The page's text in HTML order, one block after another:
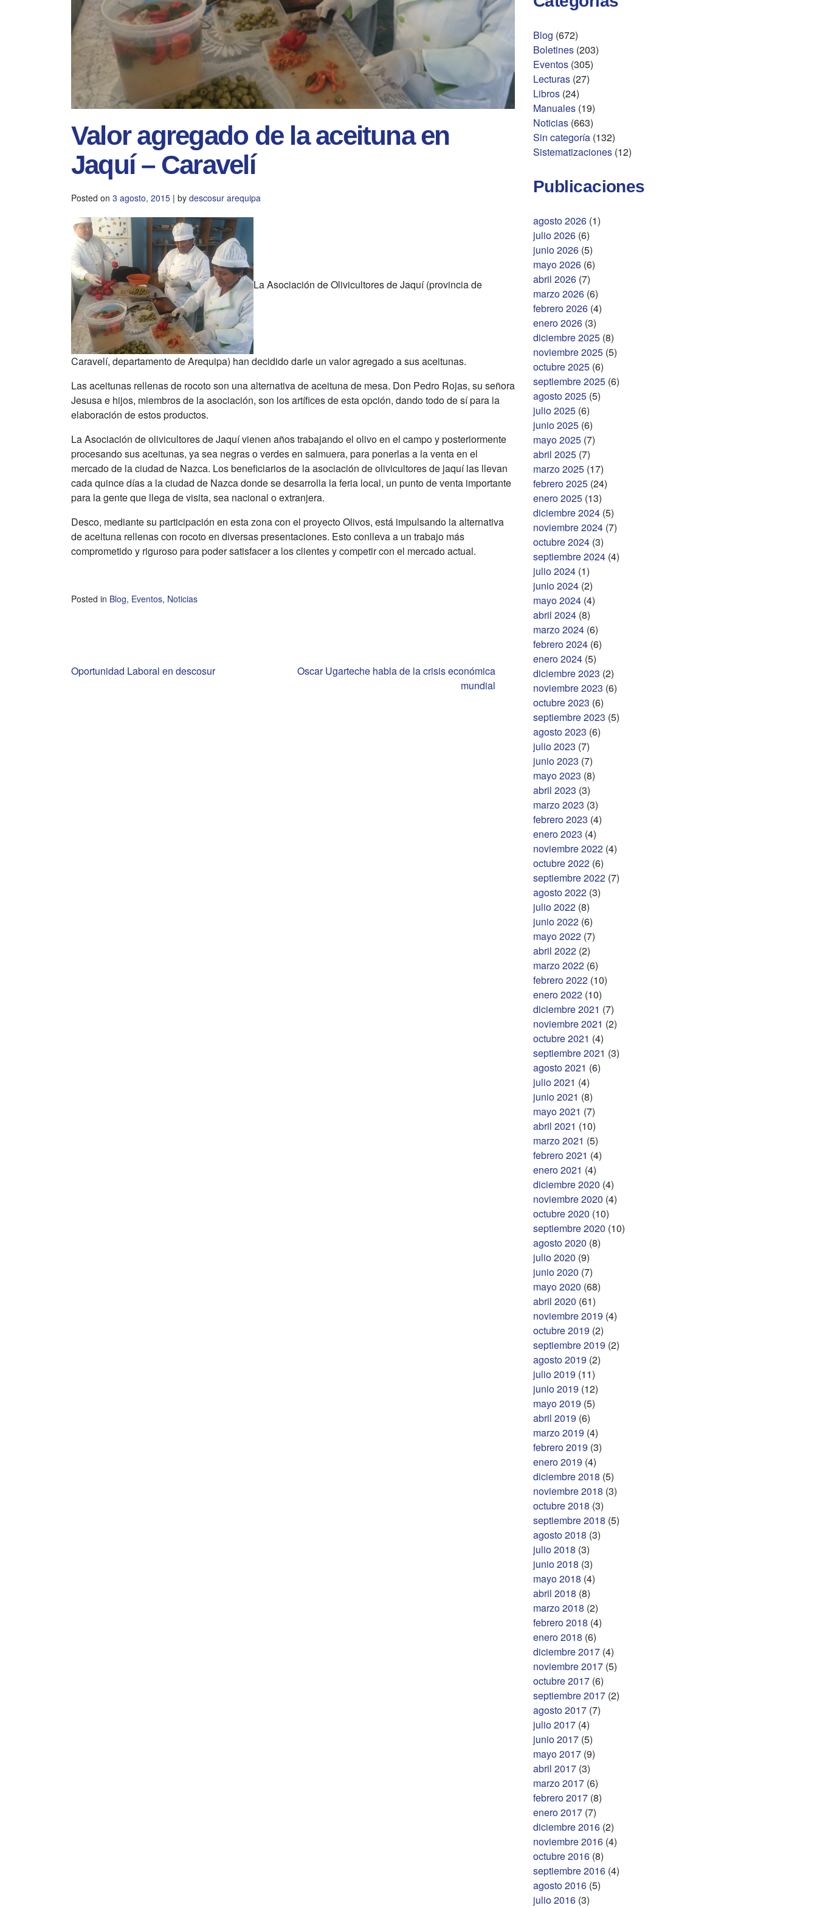
Valor agregado de la aceituna en
Jaquí – Caravelí
Posted on 3 agosto, 2015 | by descosur arequipa
La Asociación de Olivicultores de Jaquí (provincia de
Caravelí, departamento de Arequipa) han decidido darle un valor agregado a sus aceitunas.
Las aceitunas rellenas de rocoto son una alternativa de aceituna de mesa. Don Pedro Rojas, su señora
Jesusa e hijos, miembros de la asociación, son los artífices de esta opción, dando todo de sí para la
elaboración de estos productos.
La Asociación de olivicultores de Jaquí vienen años trabajando el olivo en el campo y posteriormente
procesando sus aceitunas, ya sea negras o verdes en salmuera, para ponerlas a la venta en el
mercado de la ciudad de Nazca. Los beneficiarios de la asociación de olivicultores de jaquí las llevan
cada quince días a la ciudad de Nazca donde se desarrolla la feria local, un punto de venta importante
para la gente que llega de visita, sea nacional o extranjera.
Desco, mediante su participación en esta zona con el proyecto Olivos, está impulsando la alternativa
de aceituna rellenas con rocoto en diversas presentaciones. Esto conlleva a un trabajo más
comprometido y riguroso para poder satisfacer a los clientes y competir con el mercado actual.
Posted in Blog, Eventos, Noticias
Navegación
Oportunidad Laboral en descosur
Oscar Ugarteche habla de la crisis económica
mundial
Blog (672)
Boletines (203)
Eventos (305)
Lecturas (27)
Libros (24)
Manuales (19)
Noticias (663)
Sin categoría (132)
Sistematizaciones (12)
Publicaciones
agosto 2026 (1)
julio 2026 (6)
junio 2026 (5)
mayo 2026 (6)
abril 2026 (7)
marzo 2026 (6)
febrero 2026 (4)
enero 2026 (3)
diciembre 2025 (8)
noviembre 2025 (5)
octubre 2025 (6)
septiembre 2025 (6)
agosto 2025 (5)
julio 2025 (6)
junio 2025 (6)
mayo 2025 (7)
abril 2025 (7)
marzo 2025 (17)
febrero 2025 (24)
enero 2025 (13)
diciembre 2024 (5)
noviembre 2024 (7)
octubre 2024 (3)
septiembre 2024 (4)
julio 2024 (1)
junio 2024 (2)
mayo 2024 (4)
abril 2024 (8)
marzo 2024 (6)
febrero 2024 (6)
enero 2024 (5)
diciembre 2023 (2)
noviembre 2023 (6)
octubre 2023 (6)
septiembre 2023 (5)
agosto 2023 (6)
julio 2023 (7)
junio 2023 (7)
mayo 2023 (8)
abril 2023 (3)
marzo 2023 (3)
febrero 2023 (4)
enero 2023 (4)
noviembre 2022 (4)
octubre 2022 (6)
septiembre 2022 (7)
agosto 2022 (3)
julio 2022 (8)
junio 2022 (6)
mayo 2022 (7)
abril 2022 (2)
marzo 2022 (6)
febrero 2022 (10)
enero 2022 (10)
diciembre 2021 (7)
noviembre 2021 (2)
octubre 2021 (4)
septiembre 2021 (3)
agosto 2021 (6)
julio 2021 (4)
junio 2021 (8)
mayo 2021 (7)
abril 2021 (10)
marzo 2021 (5)
febrero 2021 (4)
enero 2021 (4)
diciembre 2020 (4)
noviembre 2020 (4)
octubre 2020 (10)
septiembre 2020 (10)
agosto 2020 (8)
julio 2020 (9)
junio 2020 (7)
mayo 2020 (68)
abril 2020 (61)
noviembre 2019 (4)
octubre 2019 (2)
septiembre 2019 (2)
agosto 2019 (2)
julio 2019 (11)
junio 2019 (12)
mayo 2019 (5)
abril 2019 (6)
marzo 2019 (4)
febrero 2019 (3)
enero 2019 (4)
diciembre 2018 (5)
noviembre 2018 (3)
octubre 2018 (3)
septiembre 2018 (5)
agosto 2018 (3)
julio 2018 (3)
junio 2018 (3)
mayo 2018 (4)
abril 2018 (8)
marzo 2018 (2)
febrero 2018 (4)
enero 2018 (6)
diciembre 2017 (4)
noviembre 2017 (5)
octubre 2017 (6)
septiembre 2017 (2)
agosto 2017 (7)
julio 2017 (4)
junio 2017 (5)
mayo 2017 (9)
abril 2017 (3)
marzo 2017 (6)
febrero 2017 (8)
enero 2017 (7)
diciembre 2016 (2)
noviembre 2016 (4)
octubre 2016 (8)
septiembre 2016 (4)
agosto 2016 (5)
julio 2016 (3)